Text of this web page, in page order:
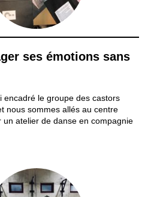
ses émotions sans
encadré le groupe des castors
nous sommes allés au centre
un atelier de danse en compagnie
dans le domaine. Elle a